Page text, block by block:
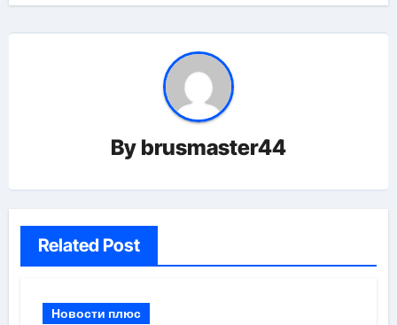
By brusmaster44
Related Post
Новости плюс